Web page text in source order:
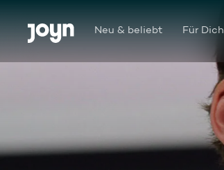
Zum Inhalt springen
Barrierefrei Neu & beliebt Für Dich